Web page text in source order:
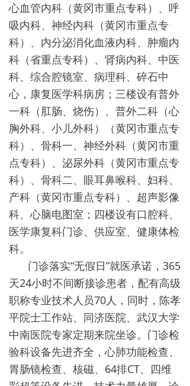
心血管内科（黄冈市重点专科）、呼
吸内科、神经内科（黄冈市重点专
科）、内分泌消化血液内科、肿瘤内
科（省重点专科）、肾病内科、中医
科、综合腔镜室、病理科、碎石中
心，康复医学科病房；三楼设有普外
一科（肛肠、烧伤）、普外二科（心
胸外科、小儿外科）（黄冈市重点专
科）、骨科一、神经外科（黄冈市重
点专科）、泌尿外科（黄冈市重点专
科）、骨科二、眼耳鼻喉科、妇科、
产科（黄冈市重点专科）、超声影像
科、心脑电图室；四楼设有口腔科、
医学康复科门诊、供应室、健康体检
科。
门诊落实“无假日”就医承诺，365
天24小时不间断接诊患者，配有高级
职称专业技术人员70人，同时，陈孝
平院士工作站、同济医院、武汉大学
中南医院专家定期来院坐诊。门诊检
验科设备先进齐全，心肺功能检查、
胃肠镜检查、核磁、64排CT、四维